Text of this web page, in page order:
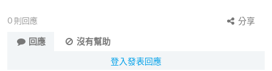
0 則回應
分享
回應
沒有幫助
登入發表回應